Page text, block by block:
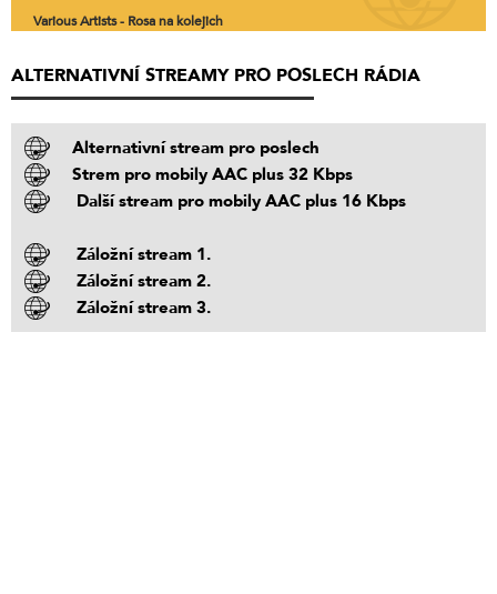
Various Artists - Rosa na kolejich
ALTERNATIVNÍ STREAMY PRO POSLECH RÁDIA
Alternativní stream pro poslech
Strem pro mobily AAC plus 32 Kbps
Další stream pro mobily AAC plus 16 Kbps
Záložní stream 1.
Záložní stream 2.
Záložní stream 3.